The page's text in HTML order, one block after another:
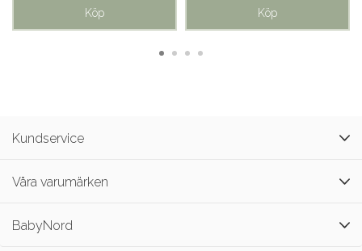
Köp Köp
Kundservice
Våra varumärken
BabyNord